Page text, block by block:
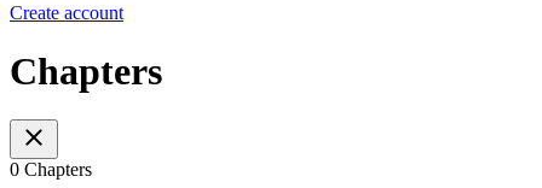
Create account
Chapters
0 Chapters